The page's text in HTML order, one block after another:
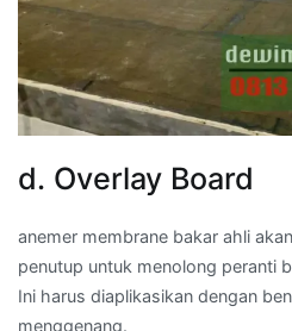
d. Overlay Board
anemer membrane bakar ahli
penutup untuk menolong peranti
Ini harus diaplikasikan dengan
menggenang.